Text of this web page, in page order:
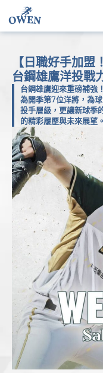
【日職好手加
台鋼雄鷹洋投戰
台鋼雄鷹迎來重磅補強
為開季第7位洋將，為
投手層級，更讓新球季
的精彩履歷與未來展望。